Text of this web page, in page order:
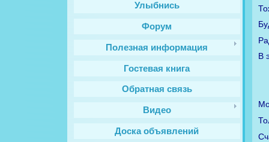
Улыбнись
Форум
Полезная информация
Гостевая книга
Обратная связь
Видео
Доска объявлений
В